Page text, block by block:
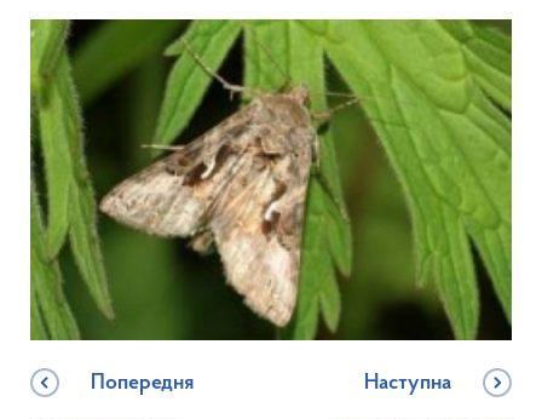
Попередня Наступна